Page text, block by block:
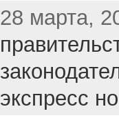
28 марта,
экспресс